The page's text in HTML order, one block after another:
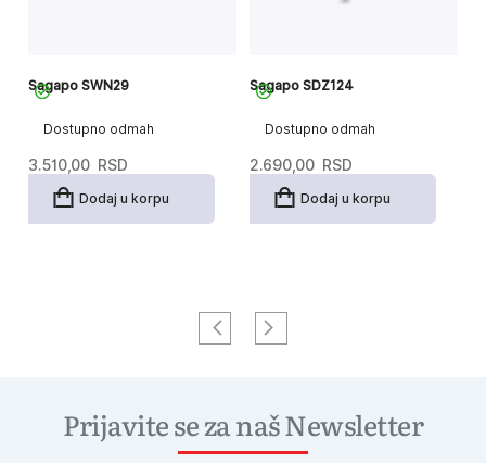
Dostupno odmah
Sagapo SWN29
3.510,00 RSD
Dodaj u korpu
Dostupno odmah
Sagapo SDZ124
2.690,00 RSD
Dodaj u korpu
Prijavite se za naš Newsletter